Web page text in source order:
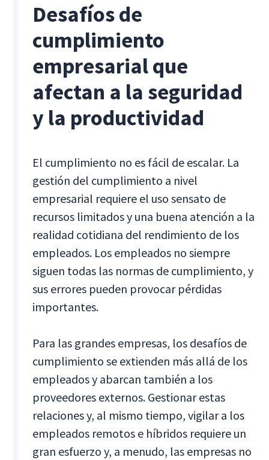
Desafíos de
cumplimiento
empresarial que
afectan a la seguridad
y la productividad
El cumplimiento no es fácil de escalar. La
gestión del cumplimiento a nivel
empresarial requiere el uso sensato de
recursos limitados y una buena atención a la
realidad cotidiana del rendimiento de los
empleados. Los empleados no siempre
siguen todas las normas de cumplimiento, y
sus errores pueden provocar pérdidas
importantes.
Para las grandes empresas, los desafíos de
cumplimiento se extienden más allá de los
empleados y abarcan también a los
proveedores externos. Gestionar estas
relaciones y, al mismo tiempo, vigilar a los
empleados remotos e híbridos requiere un
gran esfuerzo y, a menudo, las empresas no